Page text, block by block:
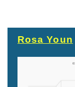
Rosa Youn